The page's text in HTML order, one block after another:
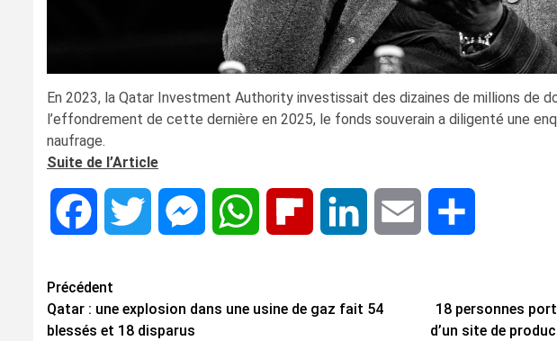
En 2023, la Qatar Investment Authority investissait des dizaines de millions de
l’effondrement de cette dernière en 2025, le fonds souverain a diligenté une
naufrage.
Suite de l’Article
Facebook Twitter MessengerWhatsApp Flipboard LinkedIn Email
Navigation
d’article
Précédent
Qatar : une explosion dans une usine de gaz fait 54
blessés et 18 disparus
18 personnes
d’un site de